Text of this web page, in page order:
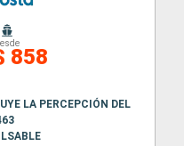
858
LA PERCEPCIÓN DEL